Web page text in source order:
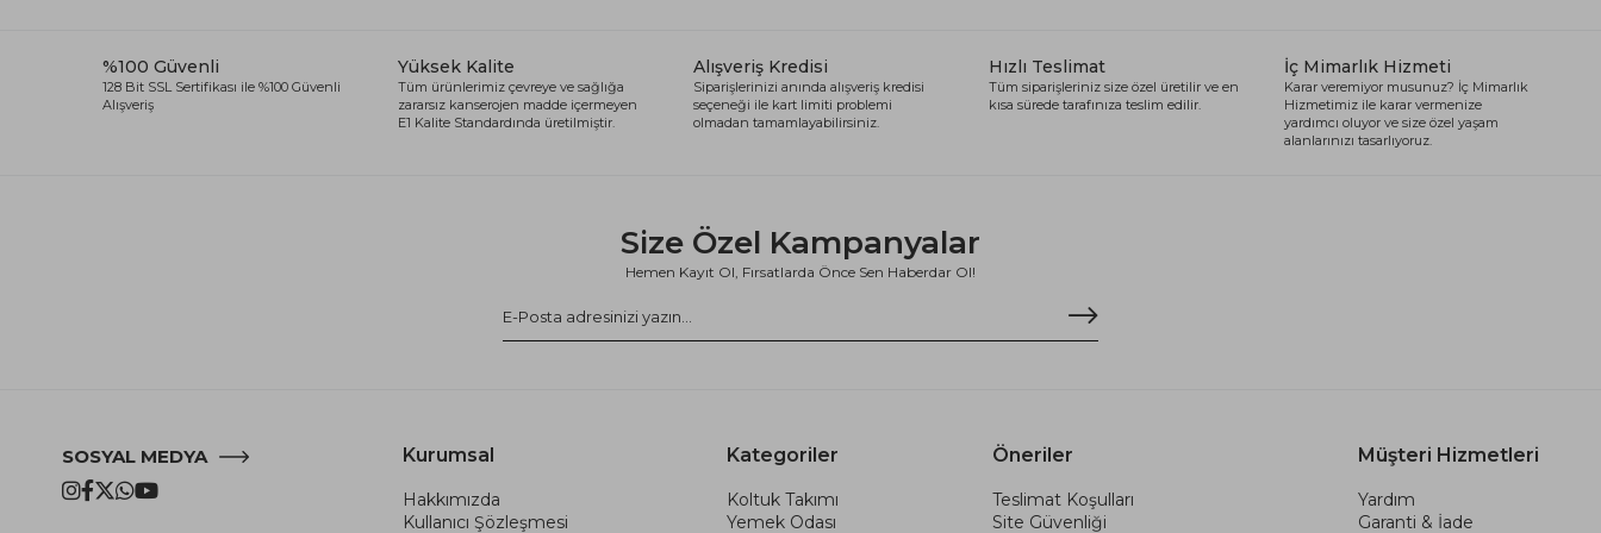
%100 Güvenli
128 Bit SSL Sertifikası ile %100 Güvenli
Alışveriş
Yüksek Kalite
Tüm ürünlerimiz çevreye ve sağlığa
zararsız kanserojen madde içermeyen
E1 Kalite Standardında üretilmiştir.
Alışveriş Kredisi
Siparişlerinizi anında alışveriş kredisi
seçeneği ile kart limiti problemi
olmadan tamamlayabilirsiniz.
Hızlı Teslimat
Tüm siparişleriniz size özel üretilir ve en
kısa sürede tarafınıza teslim edilir.
İç Mimarlık Hizmeti
Karar veremiyor musunuz? İç Mimarlık
Hizmetimiz ile karar vermenize
yardımcı oluyor ve size özel yaşam
alanlarınızı tasarlıyoruz.
Size Özel Kampanyalar
Hemen Kayıt Ol, Fırsatlarda Önce Sen Haberdar Ol!
SOSYAL MEDYA Kurumsal
Hakkımızda
Kullanıcı Şözleşmesi
Kategoriler
Koltuk Takımı
Yemek Odası
Öneriler
Teslimat Koşulları
Site Güvenliği
Müşteri Hizmetleri
Yardım
Garanti & İade